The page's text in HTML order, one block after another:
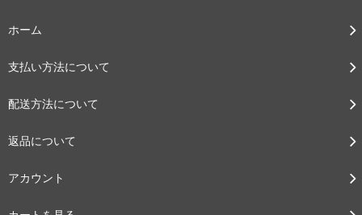
ホーム
支払い方法について
配送方法について
返品について
アカウント